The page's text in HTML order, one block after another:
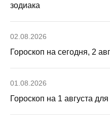
зодиака
02.08.2026
Гороскоп на сегодня, 2
01.08.2026
Гороскоп на 1 августа